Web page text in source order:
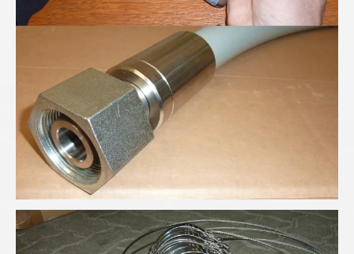
Höchsdruck-Schlauchleitung
Schlauchfangsicherung